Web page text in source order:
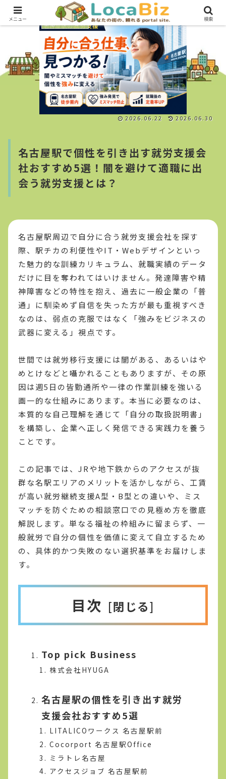
名古屋駅で個性を引き出す就労支援会
社おすすめ5選！闇を避けて適職に出
会う就労支援とは？
生活・サービス
2026.06.22 2026.06.30
名古屋駅周辺で自分に合う就労支援会社を探す
際、駅チカの利便性やIT・Webデザインといっ
た魅力的な訓練カリキュラム、就職実績のデータ
だけに目を奪われてはいけません。発達障害や精
神障害などの特性を抱え、過去に一般企業の「普
通」に馴染めず自信を失った方が最も重視すべき
なのは、弱点の克服ではなく「強みをビジネスの
武器に変える」視点です。
世間では就労移行支援には闇がある、あるいはや
めとけなどと囁かれることもありますが、その原
因は週5日の皆勤通所や一律の作業訓練を強いる
画一的な仕組みにあります。本当に必要なのは、
本質的な自己理解を通じて「自分の取扱説明書」
を構築し、企業へ正しく発信できる実践力を養う
ことです。
この記事では、JRや地下鉄からのアクセスが抜
群な名駅エリアのメリットを活かしながら、工賃
が高い就労継続支援A型・B型との違いや、ミス
マッチを防ぐための相談窓口での見極め方を徹底
解説します。単なる福祉の枠組みに留まらず、一
般就労で自分の個性を価値に変えて自立するため
の、具体的かつ失敗のない選択基準をお届けしま
す。
目次
Top pick Business
株式会社HYUGA
名古屋駅の個性を引き出す就労
支援会社おすすめ5選
LITALICOワークス 名古屋駅前
Cocorport 名古屋駅Office
ミラトレ名古屋
アクセスジョブ 名古屋駅前
メニュー 検索